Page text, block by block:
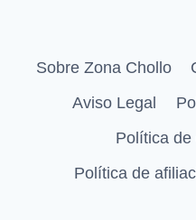
Sobre Zona Chollo
Aviso Legal
Política de
Política de